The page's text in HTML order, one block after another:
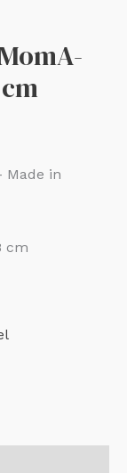
Made in
cm